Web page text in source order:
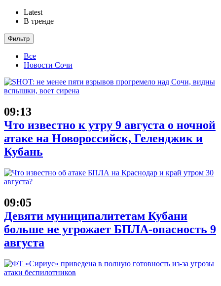
Latest
В тренде
Фильтр
Все
Новости Сочи
09:13
Что известно к утру 9 августа о ночной
атаке на Новороссийск, Геленджик и
Кубань
09:05
Девяти муниципалитетам Кубани
больше не угрожает БПЛА-опасность 9
августа